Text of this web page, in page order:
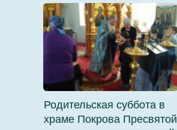
Родительская суббота в
храме Покрова Пресвятой